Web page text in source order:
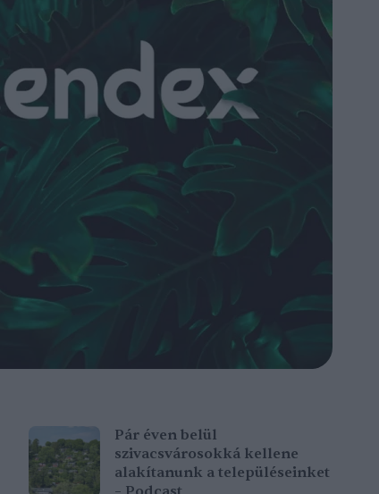
Pár éven belül
szivacsvárosokká kellene
alakítanunk a településeinket